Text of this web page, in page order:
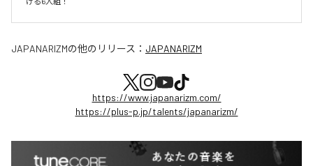
JAPANARIZMの他のリリース： JAPANARIZM
https://www.japanarizm.com/
https://plus-p.jp/talents/japanarizm/